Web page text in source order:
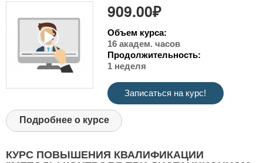
909.00₽
Объем курса:
16 академ. часов
Продолжительность:
1 неделя
Записаться на курс!
Подробнее о курсе
КУРС ПОВЫШЕНИЯ КВАЛИФИКАЦИИ